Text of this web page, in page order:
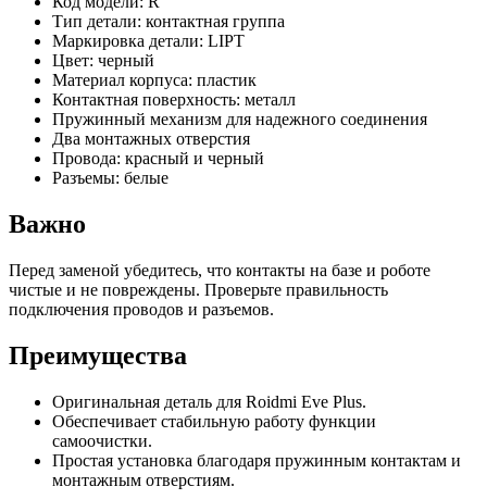
Тип детали: контактная группа
Маркировка детали: LIPT
Цвет: черный
Материал корпуса: пластик
Контактная поверхность: металл
Пружинный механизм для надежного соединения
Два монтажных отверстия
Провода: красный и черный
Разъемы: белые
Важно
Перед заменой убедитесь, что контакты на базе и роботе
чистые и не повреждены. Проверьте правильность
подключения проводов и разъемов.
Преимущества
Оригинальная деталь для Roidmi Eve Plus.
Обеспечивает стабильную работу функции
самоочистки.
Простая установка благодаря пружинным контактам и
монтажным отверстиям.